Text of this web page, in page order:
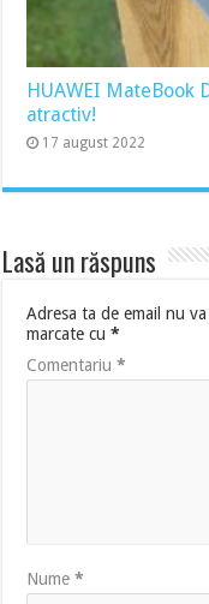
HUAWEI MateBook
atractiv!
17 august 2022
Lasă un răspuns
Adresa ta de email nu
marcate cu*
Comentariu*
Nume*